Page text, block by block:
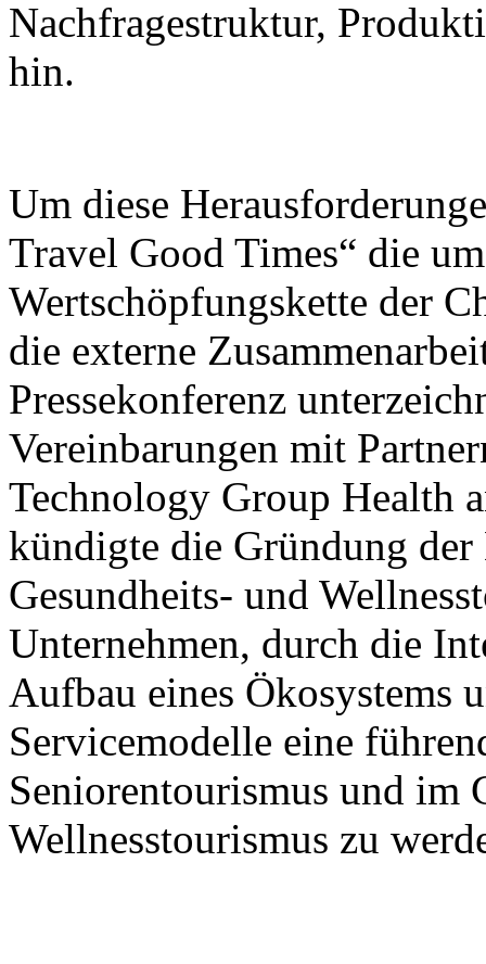
Nachfragestruktur,
hin.
Um diese
Travel Good Times“ die
Wertschöpfungskette der
die externe
Pressekonferenz
Vereinbarungen mit
Technology Group Health
kündigte die Gründung
Gesundheits- und
Unternehmen, durch die
Aufbau eines
Servicemodelle eine
Seniorentourismus und im
Wellnesstourismus zu